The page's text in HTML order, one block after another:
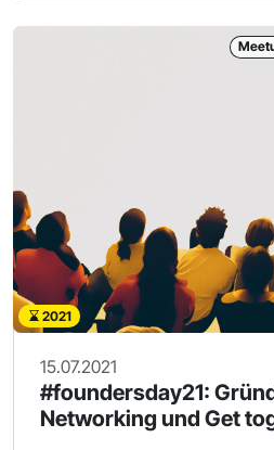
2021
15.07.2021
#foundersday21:
Networking und Get